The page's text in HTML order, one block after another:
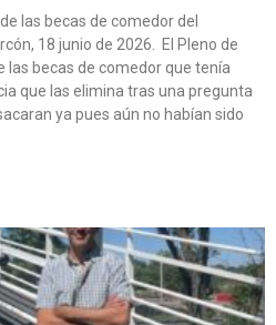
las becas de comedor del
18 junio de 2026. El Pleno de
las becas de comedor que tenía
que las elimina tras una pregunta
ya pues aún no habían sido